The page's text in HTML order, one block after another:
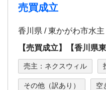
売買成立
香川県 / 東かがわ市⽔主
【売買成立】【⾹川県
売主：ネクスウィル
その他（訳あり） 空